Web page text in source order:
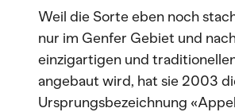
Weil die Sorte eben noch
nur im Genfer Gebiet und
einzigartigen und
angebaut wird, hat sie 2003
Ursprungsbezeichnung